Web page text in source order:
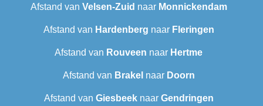
Afstand van Velsen-Zuid naar Monnickendam
Afstand van Hardenberg naar Fleringen
Afstand van Rouveen naar Hertme
Afstand van Brakel naar Doorn
Afstand van Giesbeeknaar Gendringen